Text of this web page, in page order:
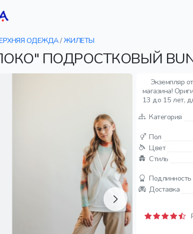
ОДЕЖДА/ ЖИЛЕТЫ
ПОДРОСТКОВЫЙ
Экземпляр
магазина!
13 до 15 лет,
Категория
Пол
Цвет
Стиль
Подлинность
Доставка